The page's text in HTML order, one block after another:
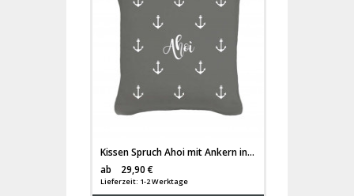
Kissen Spruch Ahoi mit Ankern inklusive Füllung k05
ab
29,90 €
Lieferzeit: 1-2 Werktage